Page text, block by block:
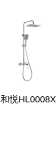
和悦HL0008X